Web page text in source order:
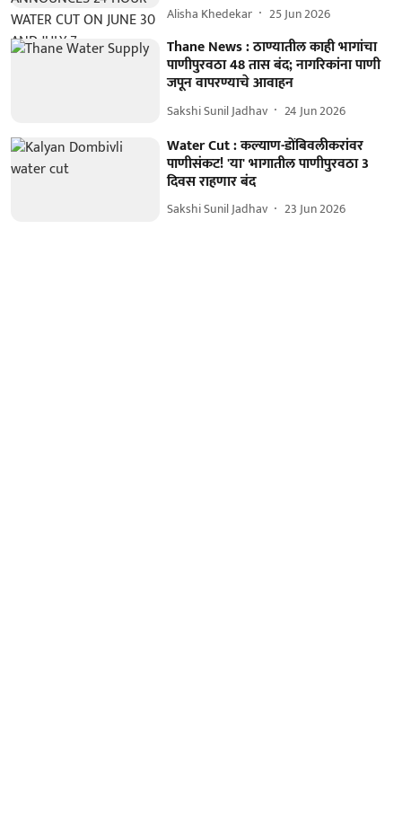
Alisha Khedekar 25 Jun 2026
Thane News : ठाण्यातील काही भागांचा
पाणीपुरवठा 48 तास बंद; नागरिकांना पाणी
जपून वापरण्याचे आवाहन
Sakshi Sunil Jadhav 24 Jun 2026
Water Cut : कल्याण-डोंबिवलीकरांवर
पाणीसंकट! 'या' भागातील पाणीपुरवठा 3
दिवस राहणार बंद
Sakshi Sunil Jadhav 23 Jun 2026